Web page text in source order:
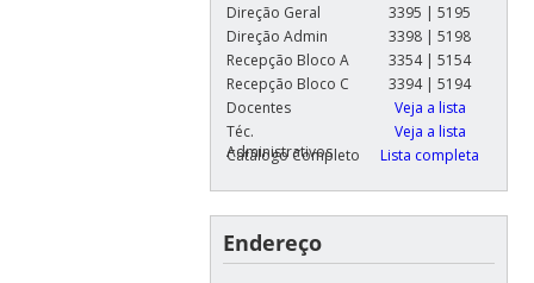
Direção Geral
3395 | 5195
Direção Admin
3398 | 5198
Recepção Bloco A
3354 | 5154
Recepção Bloco C
3394 | 5194
Docentes
Veja a lista
Téc.
Administrativos
Veja a lista
Catálogo Completo
Lista completa
Endereço